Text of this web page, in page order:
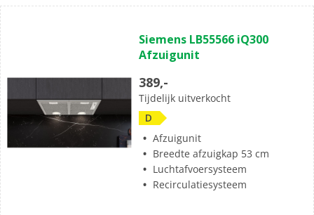
Siemens LB55566 iQ300
Afzuigunit
389,-
Tijdelijk uitverkocht
D
Afzuigunit
Breedte afzuigkap 53 cm
Luchtafvoersysteem
Recirculatiesysteem